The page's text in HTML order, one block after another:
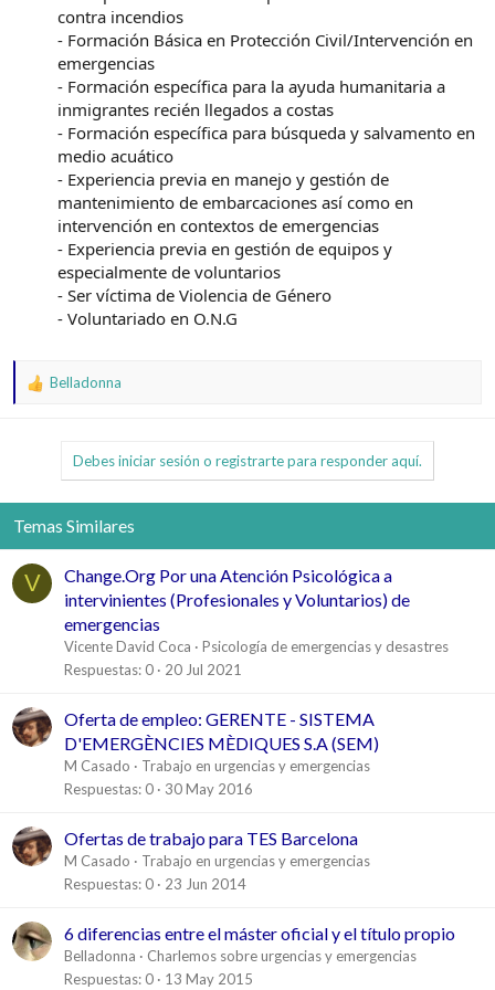
contra incendios
- Formación Básica en Protección Civil/Intervención en
emergencias
- Formación específica para la ayuda humanitaria a
inmigrantes recién llegados a costas
- Formación específica para búsqueda y salvamento en
medio acuático
- Experiencia previa en manejo y gestión de
mantenimiento de embarcaciones así como en
intervención en contextos de emergencias
- Experiencia previa en gestión de equipos y
especialmente de voluntarios
- Ser víctima de Violencia de Género
- Voluntariado en O.N.G
R
n
e
s
:
Belladonna
Debes iniciar sesión o registrarte para responder aquí.
Temas Similares
V
Change.Org Por una Atención Psicológica a
intervinientes (Profesionales y Voluntarios) de
emergencias
Vicente David Coca
Psicología de emergencias y desastres
Respuestas 0 20 Jul 2021
Oferta de empleo: GERENTE - SISTEMA
D'EMERGÈNCIES MÈDIQUES S.A (SEM)
M Casado
Trabajo en urgencias y emergencias
Respuestas 0 30 May 2016
Ofertas de trabajo para TES Barcelona
M Casado
Trabajo en urgencias y emergencias
Respuestas 0 23 Jun 2014
6 diferencias entre el máster oficial y el título propio
Belladonna
Charlemos sobre urgencias y emergencias
Respuestas 0 13 May 2015